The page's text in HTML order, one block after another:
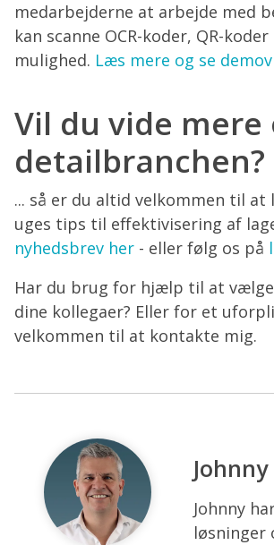
medarbejderne at arbejde med
kan scanne OCR-koder, QR-
mulighed. Læs mere og se
Vil du vide
detailbranchen?
... så er du altid velkommen til at
uges tips til effektivisering af
nyhedsbrev her - eller følg os på
Har du brug for hjælp til at
dine kollegaer? Eller for et
velkommen til at kontakte mig.
Johnny
løsninger